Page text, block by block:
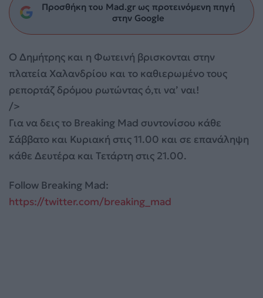
Προσθήκη του Mad.gr ως προτεινόμενη πηγή
στην Google
O Δημήτρης και η Φωτεινή βρισκονται στην
πλατεία Χαλανδρίου και το καθιερωμένο τους
ρεπορτάζ δρόμου ρωτώντας ό,τι να’ ναι!
/>
Για να δεις το Breaking Mad συντονίσου κάθε
Σάββατο και Κυριακή στις 11.00 και σε επανάληψη
κάθε Δευτέρα και Τετάρτη στις 21.00.
Follow Breaking Mad:
https://twitter.com/breaking_mad